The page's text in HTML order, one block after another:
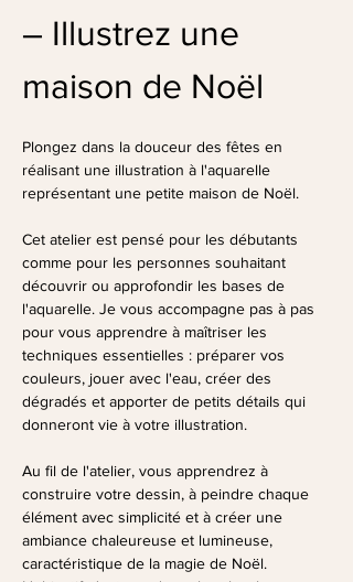
– Illustrez une
maison de Noël
Plongez dans la douceur des fêtes en
réalisant une illustration à l'aquarelle
représentant une petite maison de Noël.
Cet atelier est pensé pour les débutants
comme pour les personnes souhaitant
découvrir ou approfondir les bases de
l'aquarelle. Je vous accompagne pas à pas
pour vous apprendre à maîtriser les
techniques essentielles : préparer vos
couleurs, jouer avec l'eau, créer des
dégradés et apporter de petits détails qui
donneront vie à votre illustration.
Au fil de l'atelier, vous apprendrez à
construire votre dessin, à peindre chaque
élément avec simplicité et à créer une
ambiance chaleureuse et lumineuse,
caractéristique de la magie de Noël.